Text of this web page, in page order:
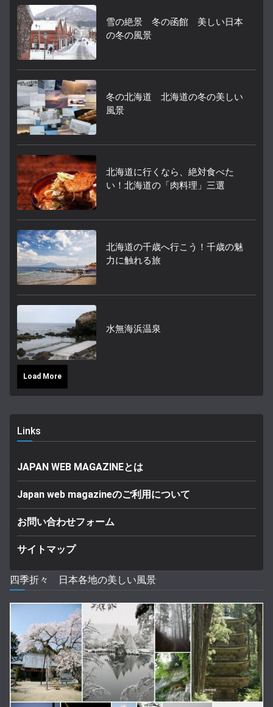
雪の絶景 冬の函館 美しい日本
の冬の風景
冬の北海道 北海道の冬の美しい
風景
北海道に行くなら、絶対食べた
い！北海道の「肉料理」三選
北海道の千歳へ行こう！千歳の魅
力に触れる旅
水無海浜温泉
Load More
Links
JAPAN WEB MAGAZINEとは
Japan web magazineのご利用について
お問い合わせフォーム
サイトマップ
四季折々 日本各地の美しい風景